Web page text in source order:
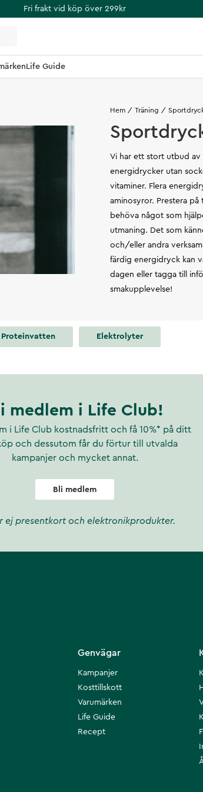
Fri frakt vid köp över 299kr
Life Guide
Hem Träning
Vi har ett stort utbud av
energidrycker utan
vitaminer. Flera
aminosyror. Prestera
behöva något som
utmaning. Det som
och/eller andra
färdig energidryck kan
dagen eller tagga till
smakupplevelse!
Proteinvatten Elektrolyter
medlem i Life Club!
i Life Club kostnadsfritt och få 10%* på ditt
och dessutom får du förtur till utvalda
kampanjer och mycket annat.
Bli medlem
ej presentkort och elektronikprodukter.
Genvägar
Kampanjer
Kosttillskott
Varumärken
Life Guide
Recept